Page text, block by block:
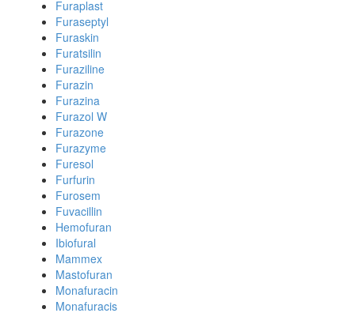
Furaplast
Furaseptyl
Furaskin
Furatsilin
Furaziline
Furazin
Furazina
Furazol W
Furazone
Furazyme
Furesol
Furfurin
Furosem
Fuvacillin
Hemofuran
Ibiofural
Mammex
Mastofuran
Monafuracin
Monafuracis